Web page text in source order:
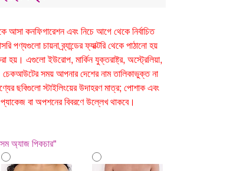
আসা কনফিগারেশন এবং নিচে আগে থেকে নির্বাচিত
চায়না ব্র্যান্ডের ফ্যাক্টরি থেকে পাঠানো হয়
হয়। এগুলো ইউরোপ, মার্কিন যুক্তরাষ্ট্র, অস্ট্রেলিয়া,
চেকআউটের সময় আপনার দেশের নাম তালিকাভুক্ত না
ছবিগুলো স্টাইলিংয়ের উদাহরণ মাত্র; পোশাক এবং
বা অপশনের বিবরণে উল্লেখ থাকবে।
অ্যাজ পিকচার"